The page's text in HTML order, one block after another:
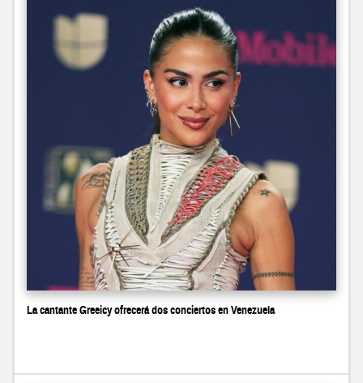
La cantante Greeicy ofrecerá dos conciertos en Venezuela